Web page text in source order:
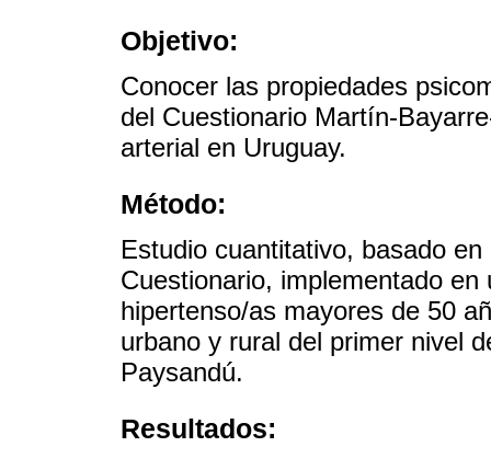
Objetivo:
Conocer las propiedades
del Cuestionario Martín-
arterial en Uruguay.
Método:
Estudio cuantitativo, basado
Cuestionario, implementado
hipertenso/as mayores de 50
urbano y rural del primer nivel
Paysandú.
Resultados: